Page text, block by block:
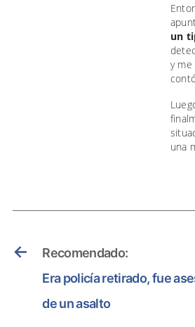
un
y me
una
←
Recomendado:
Era policía retirado, fue
de un asalto